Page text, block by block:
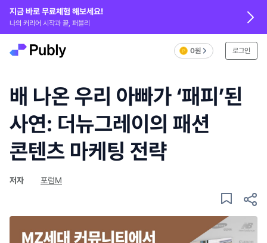
지금 바로 무료체험 해보세요!
나의 커리어 시작과 끝, 퍼블리
0원 로그인
배 나온 우리 아빠가 ‘패피’된
사연: 더뉴그레이의 패션
콘텐츠 마케팅 전략
저자 포럼M